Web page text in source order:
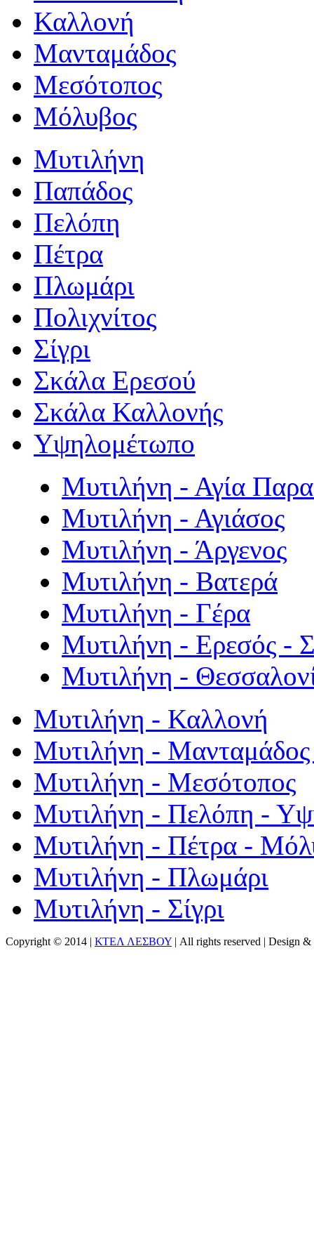
Καλλονή
Μανταμάδος
Μεσότοπος
Μόλυβος
Μυτιλήνη
Παπάδος
Πελόπη
Πέτρα
Πλωμάρι
Πολιχνίτος
Σίγρι
Σκάλα Ερεσού
Σκάλα Καλλονής
Υψηλομέτωπο
Μυτιλήνη - Αγία
Μυτιλήνη - Αγιάσος
Μυτιλήνη - Άργενος
Μυτιλήνη - Βατερά
Μυτιλήνη - Γέρα
Μυτιλήνη - Ερεσός -
Μυτιλήνη -
Μυτιλήνη - Καλλονή
Μυτιλήνη - Μανταμάδος
Μυτιλήνη - Μεσότοπος
Μυτιλήνη - Πελόπη -
Μυτιλήνη - Πέτρα -
Μυτιλήνη - Πλωμάρι
Μυτιλήνη - Σίγρι
Copyright © 2014 | ΚΤΕΛ ΛΕΣΒΟΥ | All rights reserved | Design &